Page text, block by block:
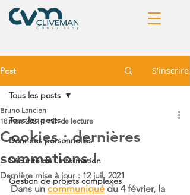
Post S'inscrire
Tous les posts
Données personnelles
Sécurité de l'information
Gestion de projets complexes
Tous les posts
Cookies : dernières
sommations !
Bruno Lancien
18 mars 2021 1 min de lecture
Dernière mise à jour : 12 juil. 2021
Dans un communiqué du 4 février, la